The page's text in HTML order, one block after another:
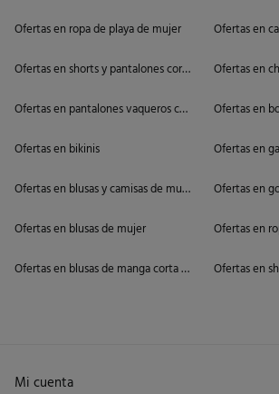
Ofertas en ropa de playa de mujer
Ofertas en shorts y pantalones cortos de mujer
Ofertas en pantalones vaqueros cortos de mujer
Ofertas en bikinis
Ofertas en blusas y camisas de mujer
Ofertas en blusas de mujer
Ofertas en blusas de manga corta de mujer
Ofertas en
Ofertas en
Ofertas en
Ofertas en
Ofertas en
Ofertas en
Ofertas en
Mi cuenta